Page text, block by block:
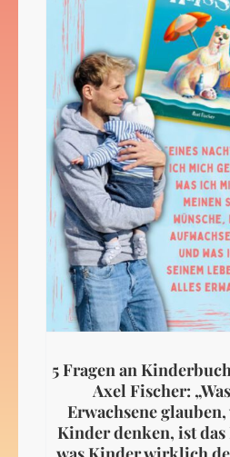
5 Fragen an
Axel Fischer: „Was
Erwachsene glauben,
Kinder denken, ist das